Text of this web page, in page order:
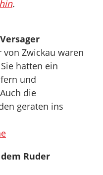
.
Zwickau waren
hatten ein
und
die
geraten ins
Ruder